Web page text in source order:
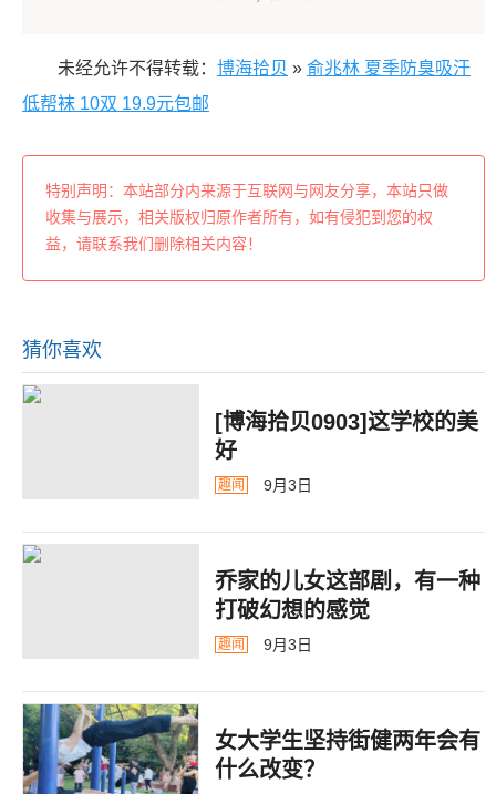
未经允许不得转载： 博海拾贝 » 俞兆林 夏季防臭吸汗
低帮袜 10双 19.9元包邮
特别声明：本站部分内来源于互联网与网友分享，本站只做
收集与展示，相关版权归原作者所有，如有侵犯到您的权
益，请联系我们删除相关内容！
猜你喜欢
[博海拾贝0903]这学校的美
好
趣闻 9月3日
乔家的儿女这部剧，有一种
打破幻想的感觉
趣闻 9月3日
女大学生坚持街健两年会有
什么改变？